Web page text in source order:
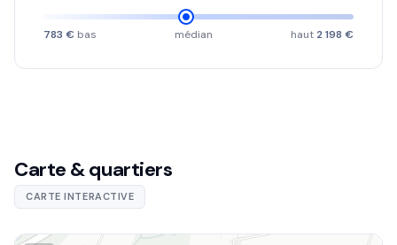
783 € bas médian haut 2 198 €
Carte & quartiers
CARTE INTERACTIVE